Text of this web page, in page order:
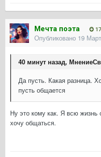
Мечта поэта
Опубликовано 19
40 минут назад,
Да пусть. Какая разница.
пусть общается
Ну это кому как. Я всю
хочу общаться.